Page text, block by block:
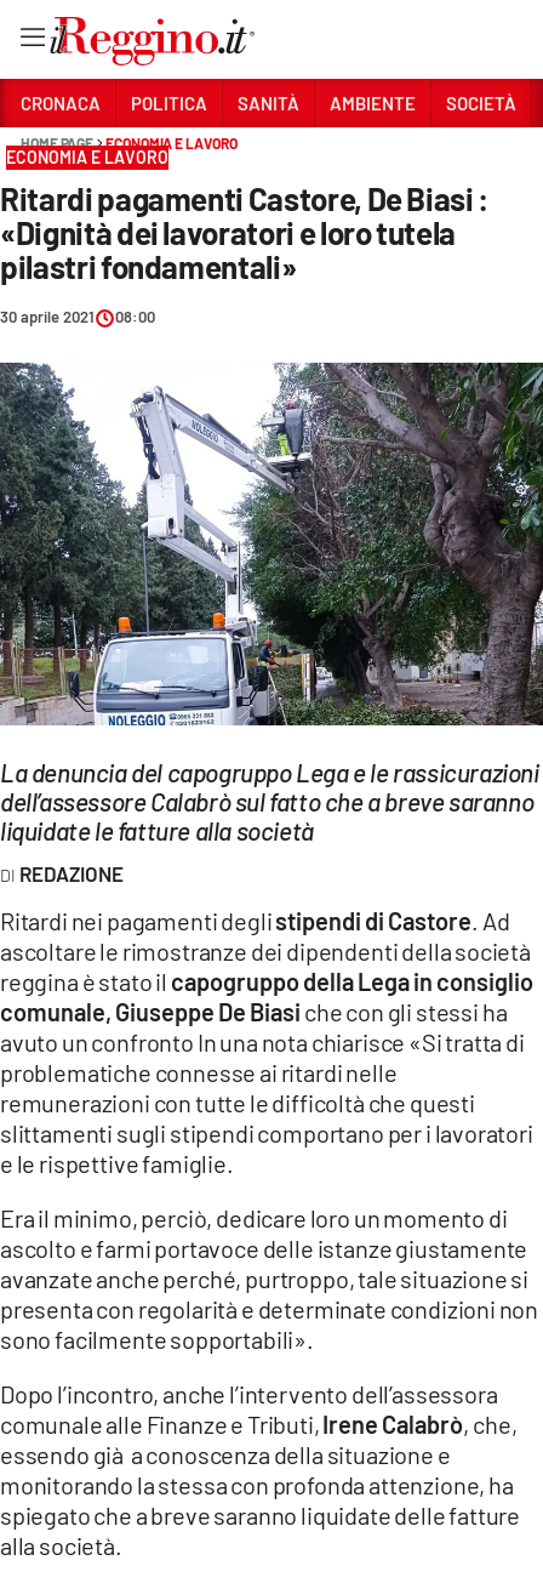
Sezioni
CRONACA
POLITICA
SANITÀ
AMBIENTE
SOCIETÀ
CULTURA
ECONOMIA E LAVORO
EVENTI
SPORT
Streaming
LAC NETWORK
LAC ONAIR
LaC
Network
LACPLAY.IT
LACTV.IT
LACONAIR.IT
LACITYMAG.IT
ILREGGINO.IT
COSENZACHANNEL.IT
ILVIBONESE.IT
CATANZAROCHANNEL.IT
LACAPITALENEWS.IT
App
ANDROID
APPLE
CRONACA POLITICA SANITÀ AMBIENTE SOCIETÀ
HOME PAGE ECONOMIA E LAVORO
ECONOMIA E LAVORO
Ritardi pagamenti Castore, De Biasi :
«Dignità dei lavoratori e loro tutela
pilastri fondamentali»
30 aprile 2021 08:00
La denuncia del capogruppo Lega e le rassicurazioni
dell’assessore Calabrò sul fatto che a breve saranno
liquidate le fatture alla società
REDAZIONE
Ritardi nei pagamenti deglistipendi di Castore . Ad
ascoltare le rimostranze dei dipendenti della società
reggina è stato il capogruppo della Lega in consiglio
comunale, Giuseppe De Biasi che con gli stessi ha
avuto un confronto In una nota chiarisce «Si tratta di
problematiche connesse ai ritardi nelle
remunerazioni con tutte le difficoltà che questi
slittamenti sugli stipendi comportano per i lavoratori
e le rispettive famiglie.
Era il minimo, perciò, dedicare loro un momento di
ascolto e farmi portavoce delle istanze giustamente
avanzate anche perché, purtroppo, tale situazione si
presenta con regolarità e determinate condizioni non
sono facilmente sopportabili».
Dopo l’incontro, anche l’intervento dell’assessora
comunale alle Finanze e Tributi,Irene Calabrò, che,
essendo già a conoscenza della situazione e
monitorando la stessa con profonda attenzione, ha
spiegato che a breve saranno liquidate delle fatture
alla società.